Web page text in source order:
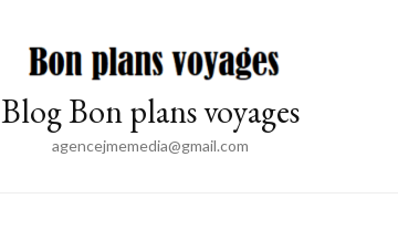
Blog Bon plans voyages
agencejmemedia@gmail.com